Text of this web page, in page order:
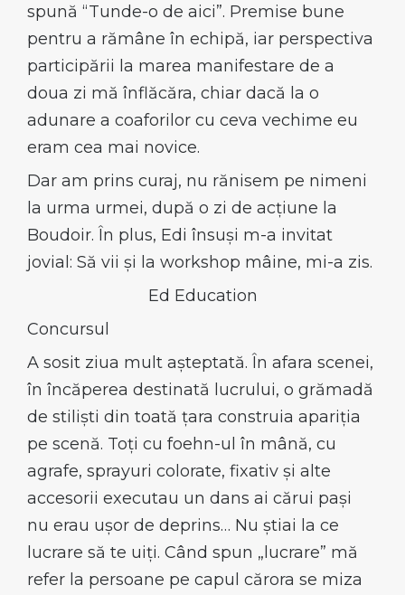
spună “Tunde-o de aici”. Premise bune
pentru a rămâne în echipă, iar perspectiva
participării la marea manifestare de a
doua zi mă înflăcăra, chiar dacă la o
adunare a coaforilor cu ceva vechime eu
eram cea mai novice.
Dar am prins curaj, nu rănisem pe nimeni
la urma urmei, după o zi de acțiune la
Boudoir. În plus, Edi însuși m-a invitat
jovial: Să vii și la workshop mâine, mi-a zis.
Ed Education
Concursul
A sosit ziua mult așteptată. În afara scenei,
în încăperea destinată lucrului, o grămadă
de stiliști din toată țara construia apariția
pe scenă. Toți cu foehn-ul în mână, cu
agrafe, sprayuri colorate, fixativ și alte
accesorii executau un dans ai cărui pași
nu erau ușor de deprins… Nu știai la ce
lucrare să te uiți. Când spun „lucrare” mă
refer la persoane pe capul cărora se miza